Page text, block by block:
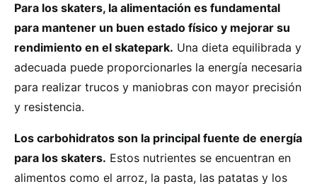
Para los skaters, la alimentación es fundamental
para mantener un buen estado físico y mejorar su
rendimiento en el skatepark. Una dieta equilibrada y
adecuada puede proporcionarles la energía necesaria
para realizar trucos y maniobras con mayor precisión
y resistencia.
Los carbohidratos son la principal fuente de energía
para los skaters. Estos nutrientes se encuentran en
alimentos como el arroz, la pasta, las patatas y los